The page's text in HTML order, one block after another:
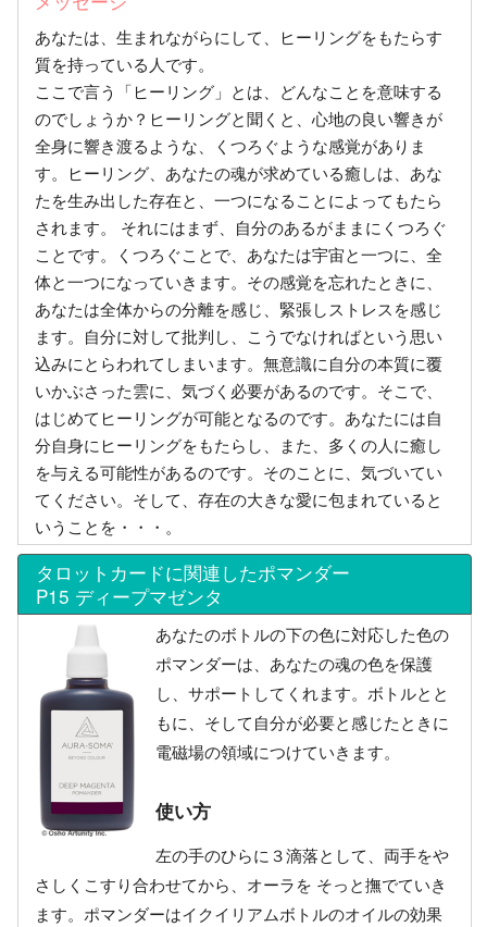
あなたは、生まれながらにして、ヒーリングをもたらす
質を持っている人です。
ここで言う「ヒーリング」とは、どんなことを意味する
のでしょうか？ヒーリングと聞くと、心地の良い響きが
全身に響き渡るような、くつろぐような感覚がありま
す。ヒーリング、あなたの魂が求めている癒しは、あな
たを生み出した存在と、一つになることによってもたら
されます。 それにはまず、自分のあるがままにくつろぐ
ことです。くつろぐことで、あなたは宇宙と一つに、全
体と一つになっていきます。その感覚を忘れたときに、
あなたは全体からの分離を感じ、緊張しストレスを感じ
ます。自分に対して批判し、こうでなければという思い
込みにとらわれてしまいます。無意識に自分の本質に覆
いかぶさった雲に、気づく必要があるのです。そこで、
はじめてヒーリングが可能となるのです。あなたには自
分自身にヒーリングをもたらし、また、多くの人に癒し
を与える可能性があるのです。そのことに、気づいてい
てください。そして、存在の大きな愛に包まれていると
いうことを・・・。
タロットカードに関連したポマンダー
P15 ディープマゼンタ
あなたのボトルの下の色に対応した色の
ポマンダーは、あなたの魂の色を保護
し、サポートしてくれます。ボトルとと
もに、そして自分が必要と感じたときに
電磁場の領域につけていきます。
使い方
左の手のひらに３滴落として、両手をや
さしくこすり合わせてから、オーラを そっと撫でていき
ます。ポマンダーはイクイリアムボトルのオイルの効果